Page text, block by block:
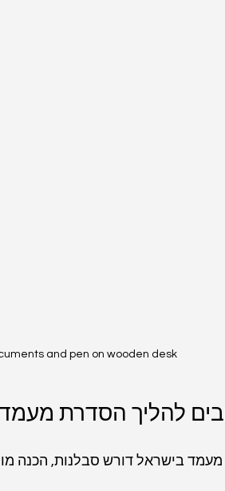
and pen on wooden desk
להליך הסדרת
בישראל דורש סבלנות, הכנה